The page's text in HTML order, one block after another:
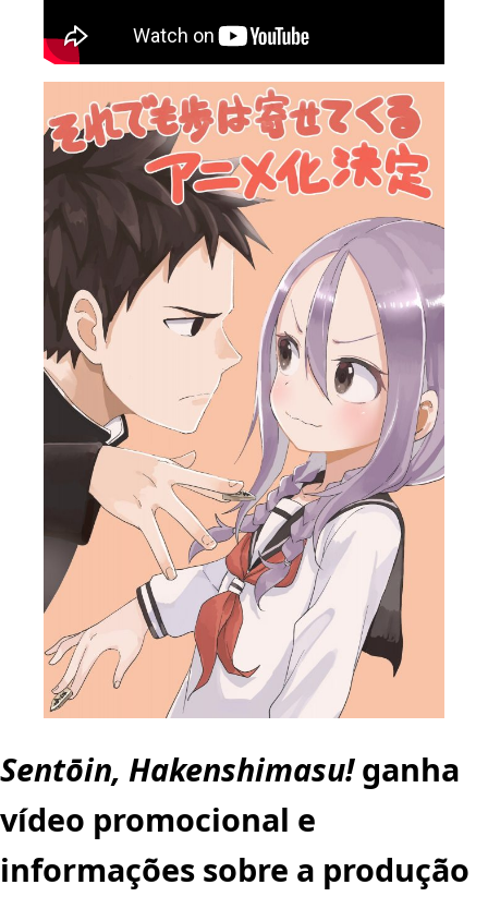
Sentōin, Hakenshimasu!ganha
vídeo promocional e
informações sobre a produção